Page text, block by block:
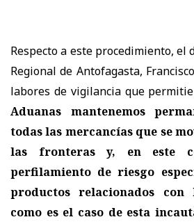
Respecto a este procedimiento, el
Regional de Antofagasta,
labores de vigilancia que
Aduanas mantenemos
todas las mercancías que se
las fronteras y, en este
perfilamiento de riesgo
productos relacionados
como es el caso de esta